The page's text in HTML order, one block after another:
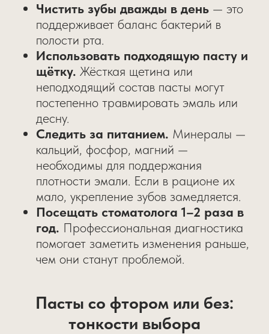
Чистить зубы дважды в день — это
поддерживает баланс бактерий в
полости рта.
Использовать подходящую пасту и
щётку. Жёсткая щетина или
неподходящий состав пасты могут
постепенно травмировать эмаль или
десну.
Следить за питанием. Минералы —
кальций, фосфор, магний —
необходимы для поддержания
плотности эмали. Если в рационе их
мало, укрепление зубов замедляется.
Посещать стоматолога 1–2 раза в
год. Профессиональная диагностика
помогает заметить изменения раньше,
чем они станут проблемой.
Пасты со фтором или без:
тонкости выбора